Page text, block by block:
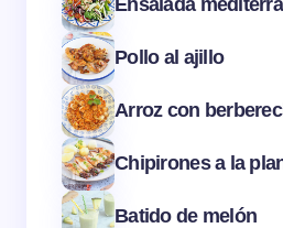
Pollo al ajillo
Arroz con
Chipirones a la
Batido de melón